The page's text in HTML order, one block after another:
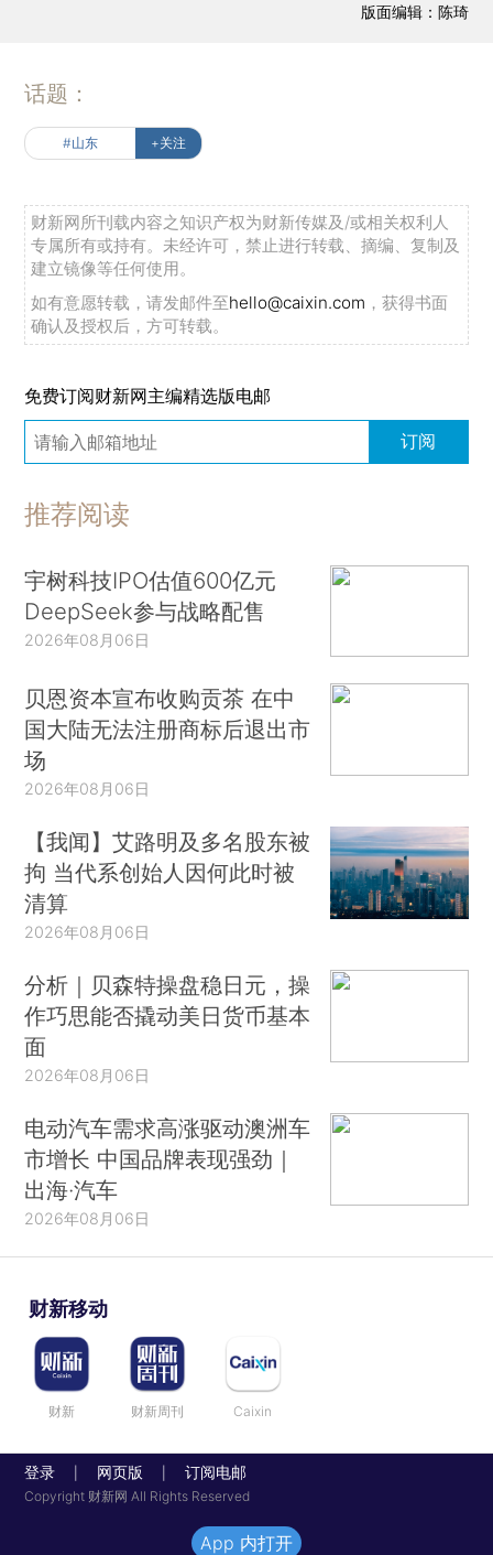
版面编辑：陈琦
话题：
#山东 +关注
财新网所刊载内容之知识产权为财新传媒及/或相关权利人
专属所有或持有。未经许可，禁止进行转载、摘编、复制及
建立镜像等任何使用。
如有意愿转载，请发邮件至hello@caixin.com ，获得书面
确认及授权后，方可转载。
免费订阅财新网主编精选版电邮
订阅
推荐阅读
宇树科技IPO估值600亿元
DeepSeek参与战略配售
2026年08月06日
贝恩资本宣布收购贡茶 在中
国大陆无法注册商标后退出市
场
2026年08月06日
【我闻】艾路明及多名股东被
拘 当代系创始人因何此时被
清算
2026年08月06日
分析｜贝森特操盘稳日元，操
作巧思能否撬动美日货币基本
面
2026年08月06日
电动汽车需求高涨驱动澳洲车
市增长 中国品牌表现强劲｜
出海·汽车
2026年08月06日
财新移动
财新 财新周刊 Caixin
登录 网页版 订阅电邮
Copyright 财新网 All Rights Reserved
App 内打开